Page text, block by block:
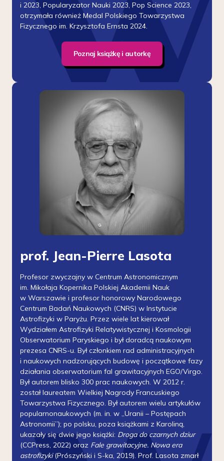
i 2023, Popularyzator Nauki 2023, Pop Science 2023,
otrzymała również Medal Polskiego Towarzystwa
Fizycznego im. Krzysztofa Ernsta 2024.
Poznaj książkę i autorkę
prof. Jean-Pierre Lasota
Profesor zwyczajny w Centrum Astronomicznym
im. Mikołaja Kopernika Polskiej Akademii Nauk
w Warszawie i profesor honorowy Narodowego
Centrum Badań Naukowych (CNRS) w Instytucie
Astrofizyki w Paryżu. Przez wiele lat kierował
Wydziałem Astrofizyki Relatywistycznej i Kosmologii
Obserwatorium Paryskiego i był doradcą naukowym
prezesa CNRS-u. Był członkiem rad administracyjnych
i naukowych nadzorujących budowę i początkowe fazy
działania obserwatorium fal grawitacyjnych EGO/Virgo.
Był autorem blisko 300 prac naukowych. W 2012 r.
został laureatem Wielkiej Nagrody Francuskiego
Towarzystwa Fizycznego. Był autorem wielu artykułów
popularnonaukowych (m. in. w „Uranii – Postępach
Astronomii”); po polsku, poza książkami z Karoliną,
ukazały się dwie jego książki: Droga do czarnych dziur
(CCPress, 2022) oraz Fale grawitacyjne. Nowa era
astrofizyki(Prószyński i S-ka, 2019). Prof. Lasota zmarł